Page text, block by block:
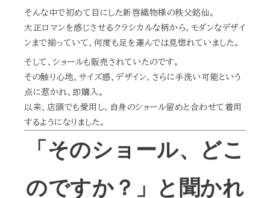
そんな中で初めて目にした新啓織物様の秩父銘仙。
大正ロマンを感じさせるクラシカルな柄から、モダンなデザイ
ンまで揃っていて、何度も足を運んでは見惚れていました。
そして、ショールも販売されていたのです。
その触り心地、サイズ感、デザイン、さらに手洗い可能という
点に惹かれ、即購入。
以来、店頭でも愛用し、自身のショール留めと合わせて着用
するようになりました。
「そのショール、どこ
のですか？」と聞かれ